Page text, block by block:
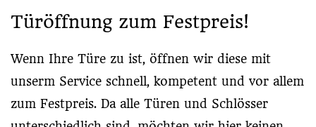
Türöffnung zum Festpreis!
Wenn Ihre Türe zu ist, öffnen wir diese mit
unserm Service schnell, kompetent und vor allem
zum Festpreis. Da alle Türen und Schlösser